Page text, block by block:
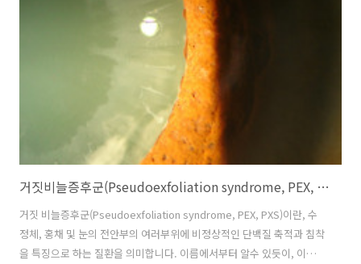
syndrome, PEX, PXS)의 원인, 유전자, 특징, 진행 1. 수정체의 변화 수
정체는 전형적인 거짓비늘증후군에서는 3개의 지역으로 구부됩니다.
거짓비늘증후군(Pseudoexfoliation syndrome, PEX, PXS)의 원인, 유전자, 특징, 진행
거짓 비늘증후군(Pseudoexfoliation syndrome, PEX, PXS)이란, 수
정체, 홍채 및 눈의 전안부의 여러부위에 비정상적인 단백질 축적과 침착
을 특징으로 하는 질환을 의미합니다. 이름에서부터 알수 있듯이, 이때